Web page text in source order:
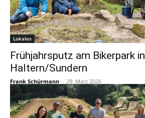
Lokales
Frühjahrsputz am Bikerpark in
Haltern/Sundern
Frank Schürmann - 29. März 2026